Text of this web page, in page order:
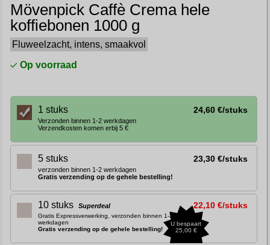
Mövenpick Caffè Crema hele
koffiebonen 1000 g
Fluweelzacht, intens, smaakvol
Op voorraad
1 stuks 24,60 €/stuks
Verzonden binnen 1-2 werkdagen
Verzendkosten komen erbij 5 €
5 stuks 23,30 €/stuks
verzonden binnen 1-2 werkdagen
Gratis verzending op de gehele bestelling!
10 stuks Superdeal 22,10 €/stuks
Gratis Expressverwerking, verzonden binnen 1-2
werkdagen
Gratis verzending op de gehele bestelling!
U bespaart
25,00 €